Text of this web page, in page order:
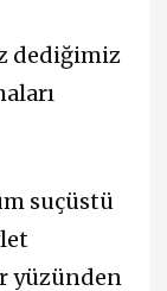
dediğimiz
suçüstü
yüzünden